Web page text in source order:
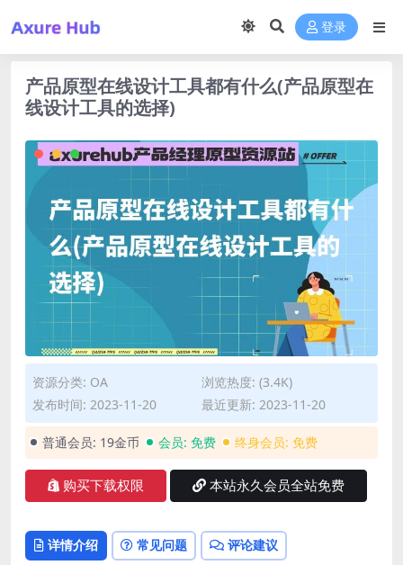
登录
产品原型在线设计工具都有什么(产品原型在
线设计工具的选择)
资源分类: OA
浏览热度: (3.4K)
发布时间: 2023-11-20
最近更新: 2023-11-20
普通会员: 19金币 会员: 免费 终身会员: 免费
购买下载权限 本站永久会员全站免费
详情介绍 常见问题 评论建议